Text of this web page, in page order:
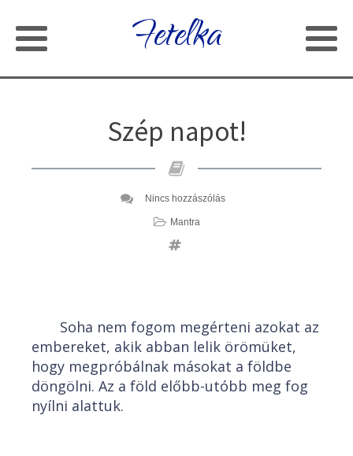
Fetelka
Szép napot!
Nincs hozzászólás
Mantra
Soha nem fogom megérteni azokat az
embereket, akik abban lelik örömüket,
hogy megpróbálnak másokat a földbe
döngölni. Az a föld előbb-utóbb meg fog
nyílni alattuk.